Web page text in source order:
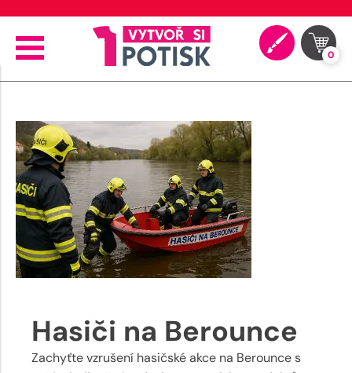
0
Hasiči na Berounce
Zachyťte vzrušení hasičské akce na Berounce s